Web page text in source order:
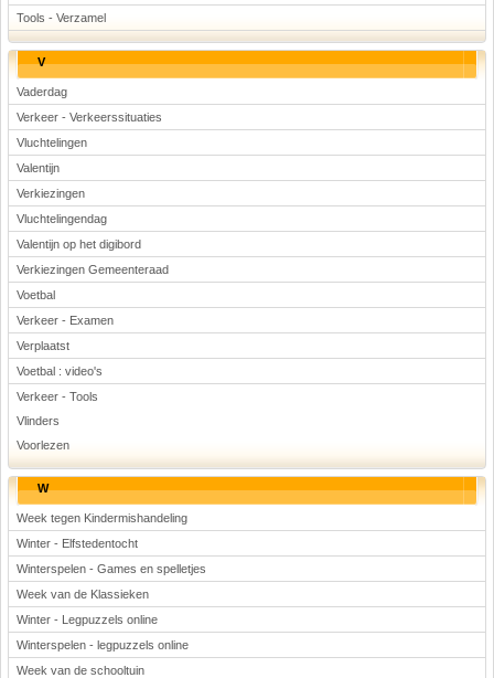
Tools - Verzamel
V
Vaderdag
Verkeer - Verkeerssituaties
Vluchtelingen
Valentijn
Verkiezingen
Vluchtelingendag
Valentijn op het digibord
Verkiezingen Gemeenteraad
Voetbal
Verkeer - Examen
Verplaatst
Voetbal : video's
Verkeer - Tools
Vlinders
Voorlezen
W
Week tegen Kindermishandeling
Winter - Elfstedentocht
Winterspelen - Games en spelletjes
Week van de Klassieken
Winter - Legpuzzels online
Winterspelen - legpuzzels online
Week van de schooltuin